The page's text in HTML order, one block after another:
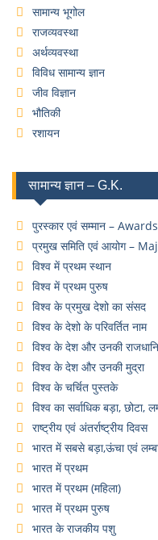
सामान्य भूगोल
राजव्यवस्था
अर्थव्यवस्था
विविध सामान्य ज्ञान
जीव विज्ञान
भौतिकी
रशायन
सामान्य ज्ञान – G.K.
पुरस्कार एवं सम्मान –
प्रमुख समिति एवं आयोग –
विश्व में प्रथम स्थान
विश्व में प्रथम पुरुष
विश्व के प्रमुख देशो का संसद
विश्व के देशो के परिवर्तित नाम
विश्व के देश और उनकी
विश्व के देश और उनकी मुद्रा
विश्व के चर्चित पुस्तके
विश्व का सर्वाधिक बड़ा, छोटा,
राष्ट्रीय एवं अंतर्राष्ट्रीय दिवस
भारत में सबसे बड़ा,ऊंचा एवं
भारत में प्रथम
भारत में प्रथम (महिला)
भारत में प्रथम पुरुष
भारत के राजकीय पशु